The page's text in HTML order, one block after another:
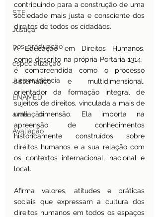
STF
Justiça
pos-graduação
especialização
Jurisprudência
ENAMED
avaliação
Avaliação
contribuindo para a construção de uma
sociedade mais justa e consciente dos
direitos de todos os cidadãos.
A Educação em Direitos Humanos,
como descrito na própria Portaria 1314,
é compreendida como o processo
sistemático e multidimensional,
orientador da formação integral de
sujeitos de direitos, vinculada a mais de
uma dimensão. Ela importa na
apreensão de conhecimentos
historicamente construídos sobre
direitos humanos e a sua relação com
os contextos internacional, nacional e
local.
Afirma valores, atitudes e práticas
sociais que expressam a cultura dos
direitos humanos em todos os espaços